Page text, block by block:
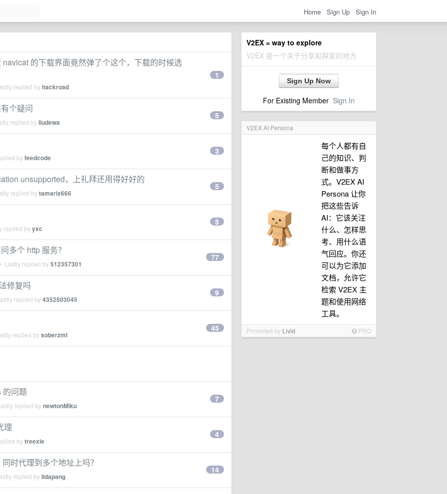
Home Sign Up Sign In
V2EX = way to explore
V2EX 是一个关于分享和探索的地方
Sign Up Now
For Existing Member Sign In
V2EX AI Persona
每个人都有自
己的知识、判
断和做事方
式。V2EX AI
Persona 让你
把这些告诉
AI：它该关注
什么、怎样思
考、用什么语
气回应。你还
可以为它添加
文档，允许它
检索 V2EX 主
题和使用网络
工具。
Promoted by Livid PRO
的下载界面竟然弹了个这个，下载的时候选
replied byhackroad
1
个疑问
replied byliudewa
5
byfeedcode
3
unsupported，上礼拜还用得好好的
replied bytamarix666
5
replied byyxc
5
多个 http 服务？
Lastly replied by512357301
77
修复吗
replied by4352503045
9
replied bysoberzml
45
的问题
replied bynewtonMiku
7
理
bytreexie
4
时代理到多个地址上吗？
replied bylidapang
14